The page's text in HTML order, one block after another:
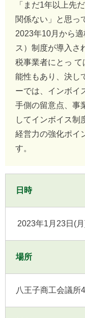
「まだ1年以上先
関係ない」と思っ
2023年10月から
ス）制度が導入さ
税事業者にとっ
能性もあり、決し
ーでは、インボイ
手側の留意点、事
してインボイス制
経営力の強化ポイ
す。
日時
2023年1月23日(
場所
八王子商工会議所